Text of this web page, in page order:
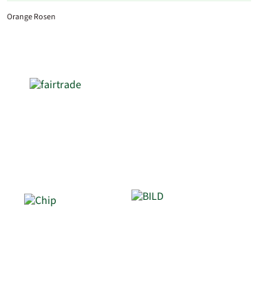
Orange Rosen